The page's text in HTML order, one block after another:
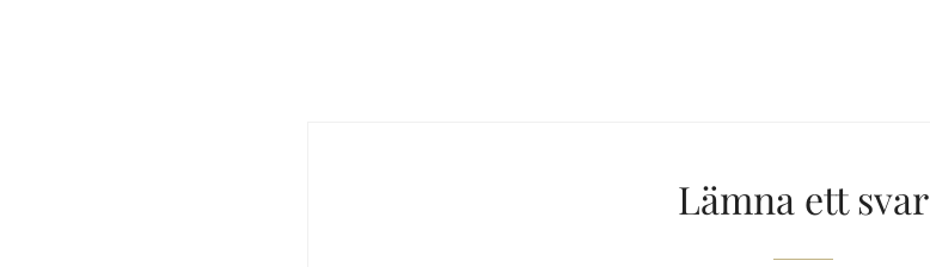
Lämna ett svar